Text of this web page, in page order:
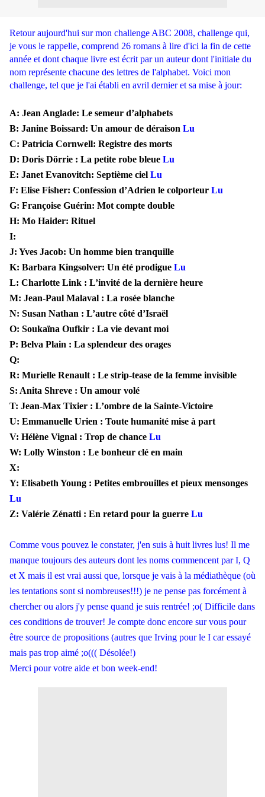
Retour aujourd'hui sur mon challenge ABC 2008, challenge qui,
je vous le rappelle, comprend 26 romans à lire d'ici la fin de cette
année et dont chaque livre est écrit par un auteur dont l'initiale du
nom représente chacune des lettres de l'alphabet. Voici mon
challenge, tel que je l'ai établi en avril dernier et sa mise à jour:
A: Jean Anglade: Le semeur d’alphabets
B: Janine Boissard: Un amour de déraison Lu
C: Patricia Cornwell: Registre des morts
D: Doris Dörrie : La petite robe bleue Lu
E: Janet Evanovitch: Septième ciel Lu
F: Elise Fisher: Confession d’Adrien le colporteur Lu
G: Françoise Guérin: Mot compte double
H: Mo Haider: Rituel
I:
J: Yves Jacob: Un homme bien tranquille
K: Barbara Kingsolver: Un été prodigue Lu
L: Charlotte Link : L’invité de la dernière heure
M: Jean-Paul Malaval : La rosée blanche
N: Susan Nathan : L’autre côté d’Israël
O: Soukaïna Oufkir : La vie devant moi
P: Belva Plain : La splendeur des orages
Q:
R: Murielle Renault : Le strip-tease de la femme invisible
S: Anita Shreve : Un amour volé
T: Jean-Max Tixier : L’ombre de la Sainte-Victoire
U: Emmanuelle Urien : Toute humanité mise à part
V: Hélène Vignal : Trop de chance Lu
W: Lolly Winston : Le bonheur clé en main
X:
Y: Elisabeth Young : Petites embrouilles et pieux mensonges
Lu
Z: Valérie Zénatti : En retard pour la guerre Lu
Comme vous pouvez le constater, j'en suis à huit livres lus! Il me
manque toujours des auteurs dont les noms commencent par I, Q
et X mais il est vrai aussi que, lorsque je vais à la médiathèque (où
les tentations sont si nombreuses!!!) je ne pense pas forcément à
chercher ou alors j'y pense quand je suis rentrée! ;o( Difficile dans
ces conditions de trouver! Je compte donc encore sur vous pour
être source de propositions (autres que Irving pour le I car essayé
mais pas trop aimé ;o((( Désolée!)
Merci pour votre aide et bon week-end!